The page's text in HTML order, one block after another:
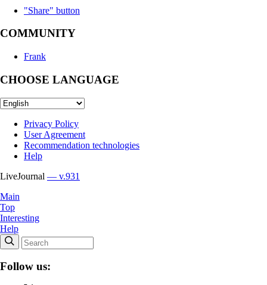
"Share" button
COMMUNITY
Frank
CHOOSE LANGUAGE
Privacy Policy
User Agreement
Recommendation technologies
Help
LiveJournal — v.931
Main
Top
Interesting
Help
Follow us: